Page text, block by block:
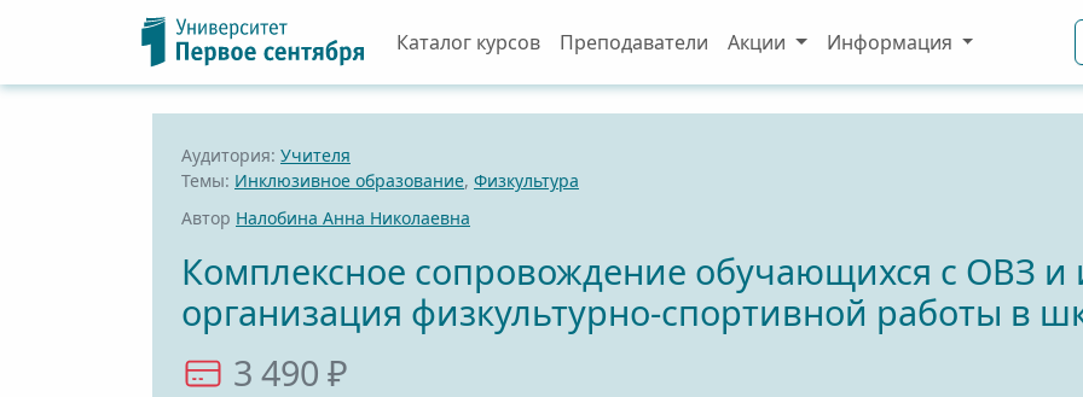
Каталог курсов Преподаватели Акции Информация
Аудитория: Учителя
Темы: Инклюзивное образование, Физкультура
Автор Налобина Анна Николаевна
Комплексное сопровождение обучающихся с ОВЗ и
организация физкультурно-спортивной работы в
3 490 ₽